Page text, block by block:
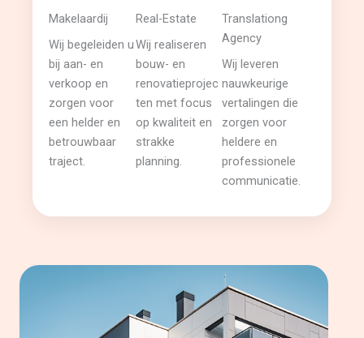
Makelaardij
Wij begeleiden u
bij aan- en
verkoop en
zorgen voor
een helder en
betrouwbaar
traject.
Real-Estate
Wij realiseren
bouw- en
renovatieprojec
ten met focus
op kwaliteit en
strakke
planning.
Translationg
Agency
Wij leveren
nauwkeurige
vertalingen die
zorgen voor
heldere en
professionele
communicatie.